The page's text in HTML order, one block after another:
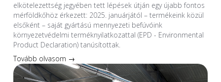
elkötelezettség jegyében tett lépések útján egy újabb fontos
mérföldkőhöz érkezett: 2025. januárjától – termékeink közül
elsőként – saját gyártású mennyezeti befúvóink
környezetvédelmi terméknyilatkozattal (EPD - Environmental
Product Declaration) tanúsítottak.
Tovább olvasom →